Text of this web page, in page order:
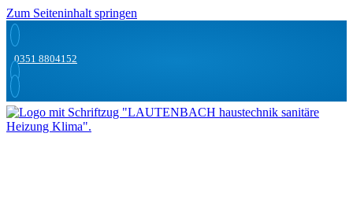
Zum Seiteninhalt springen
0351 8804152